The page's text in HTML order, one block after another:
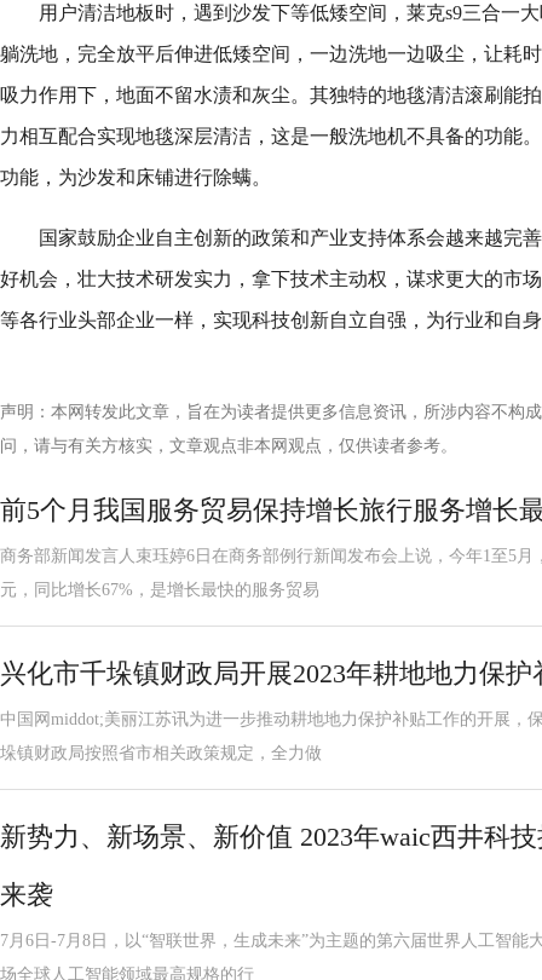
用户清洁地板时，遇到沙发下等低矮空间，莱克s9三合一
躺洗地，完全放平后伸进低矮空间，一边洗地一边吸尘，让耗
吸力作用下，地面不留水渍和灰尘。其独特的地毯清洁滚刷能
力相互配合实现地毯深层清洁，这是一般洗地机不具备的功能
功能，为沙发和床铺进行除螨。
国家鼓励企业自主创新的政策和产业支持体系会越来越完
好机会，壮大技术研发实力，拿下技术主动权，谋求更大的市
等各行业头部企业一样，实现科技创新自立自强，为行业和自
声明：本网转发此文章，旨在为读者提供更多信息资讯，所涉内容不构
问，请与有关方核实，文章观点非本网观点，仅供读者参考。
前5个月我国服务贸易保持增长旅行服务增长
商务部新闻发言人束珏婷6日在商务部例行新闻发布会上说，今年1至5月
元，同比增长67%，是增长最快的服务贸易
兴化市千垛镇财政局开展2023年耕地地力保
中国网middot;美丽江苏讯为进一步推动耕地地力保护补贴工作的开展，
垛镇财政局按照省市相关政策规定，全力做
新势力、新场景、新价值 2023年waic西井科
来袭
7月6日-7月8日，以“智联世界，生成未来”为主题的第六届世界人工智能
场全球人工智能领域最高规格的行